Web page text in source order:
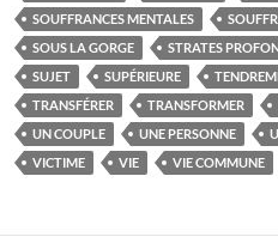
SOUFFRANCES MENTALES
SOUS LA GORGE
STRATES
SUJET
SUPÉRIEURE
TRANSFÉRER
TRANSFORMER
UN COUPLE
UNE PERSONNE
VICTIME
VIE VIE COMMUNE